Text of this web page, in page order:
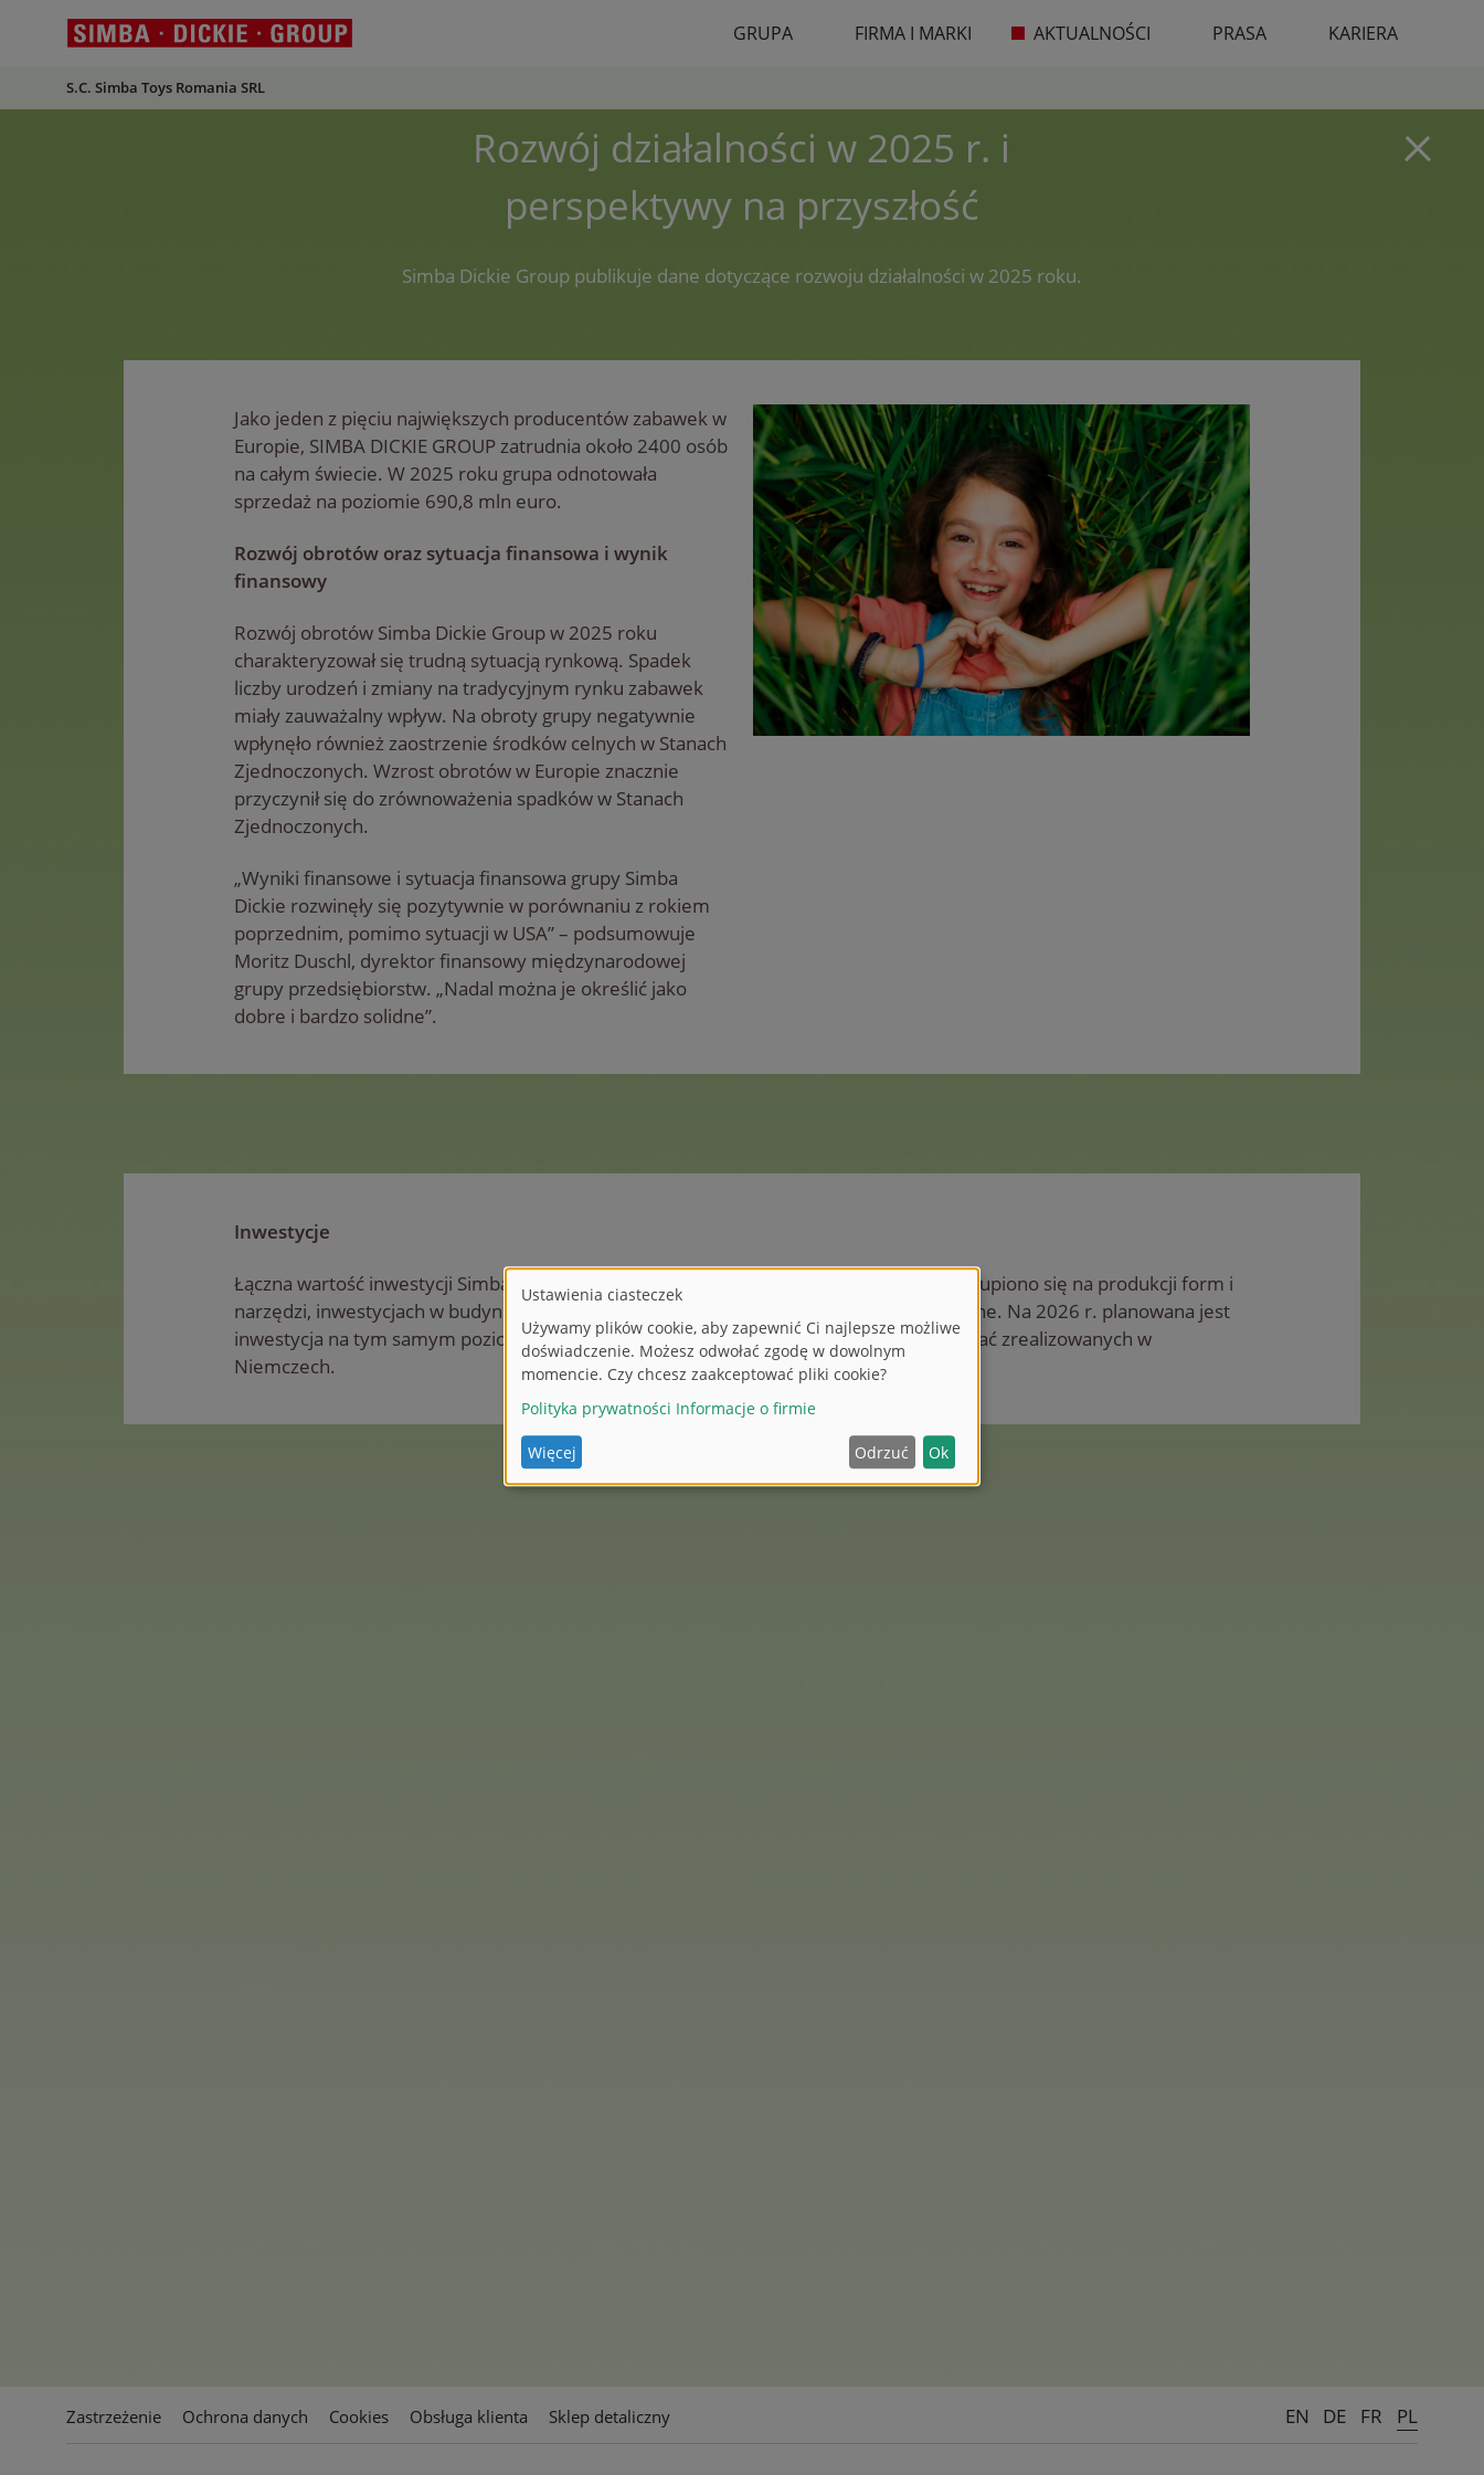
GRUPA FIRMA I MARKI AKTUALNOŚCI
S.C. Simba Toys Romania SRL
PRASA KARIERA
Rozwój działalności w 2025 r. i
perspektywy na przyszłość
Simba Dickie Group publikuje dane dotyczące rozwoju działalności w 2025 roku.
Jako jeden z pięciu największych producentów zabawek w
Europie, SIMBA DICKIE GROUP zatrudnia około 2400 osób
na całym świecie. W 2025 roku grupa odnotowała
sprzedaż na poziomie 690,8 mln euro.
Rozwój obrotów oraz sytuacja finansowa i wynik
finansowy
Rozwój obrotów Simba Dickie Group w 2025 roku
charakteryzował się trudną sytuacją rynkową. Spadek
liczby urodzeń i zmiany na tradycyjnym rynku zabawek
miały zauważalny wpływ. Na obroty grupy negatywnie
wpłynęło również zaostrzenie środków celnych w Stanach
Zjednoczonych. Wzrost obrotów w Europie znacznie
przyczynił się do zrównoważenia spadków w Stanach
Zjednoczonych.
„Wyniki finansowe i sytuacja finansowa grupy Simba
Dickie rozwinęły się pozytywnie w porównaniu z rokiem
poprzednim, pomimo sytuacji w USA” – podsumowuje
Moritz Duschl, dyrektor finansowy międzynarodowej
grupy przedsiębiorstw. „Nadal można je określić jako
dobre i bardzo solidne”.
Inwestycje
Łączna wartość inwestycji Simba Dickie Group w 2025 r. wyniosła około 25 mln euro. Skupiono się na produkcji form i
narzędzi, inwestycjach w budynki oraz inwestycjach w maszyny i urządzenia mechaniczne. Na 2026 r. planowana jest
inwestycja na tym samym poziomie, z wyłączeniem przejęć, z czego około 20% ma zostać zrealizowanych w
Niemczech.
Zastrzeżenie Ochrona danych Cookies Obsługa klienta Sklep detaliczny EN DE FR PL